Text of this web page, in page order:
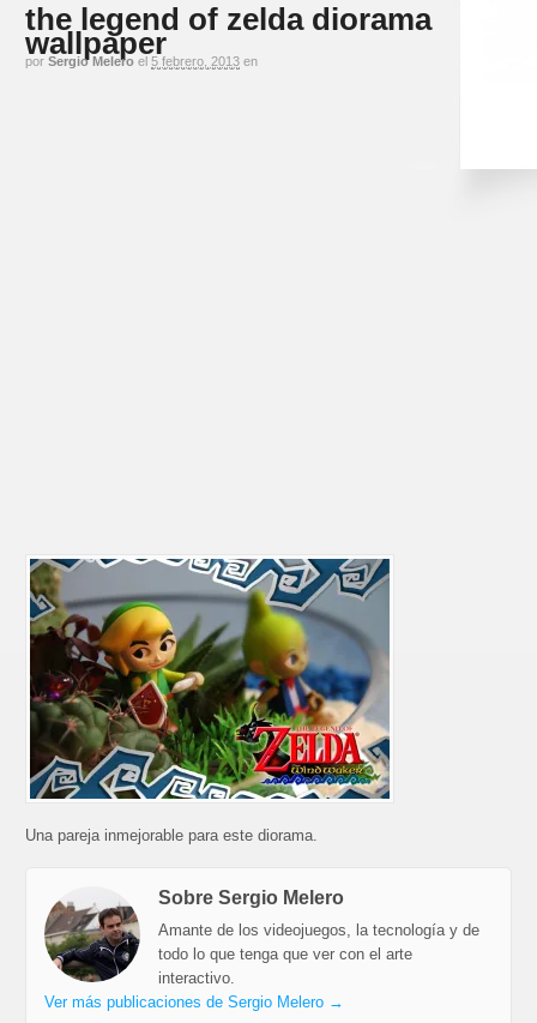
the legend of zelda diorama
wallpaper
por Sergio Melero el 5 febrero, 2013 en
Una pareja inmejorable para este diorama.
Sobre Sergio Melero
Amante de los videojuegos, la tecnología y de
todo lo que tenga que ver con el arte
interactivo.
Ver más publicaciones de Sergio Melero →